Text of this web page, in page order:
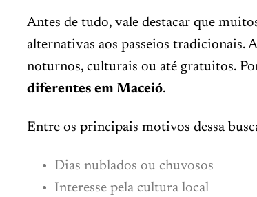
Antes de tudo, vale destacar que
alternativas aos passeios tradicionais.
noturnos, culturais ou até gratuitos.
diferentes em Maceió.
Entre os principais motivos dessa
Dias nublados ou chuvosos
Interesse pela cultura local